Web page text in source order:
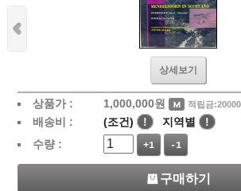
상세보기
상품가 : 1,000,000원 적립금
배송비 : (조건) ! 지역별
!
수량 :
+1 -1
구매하기